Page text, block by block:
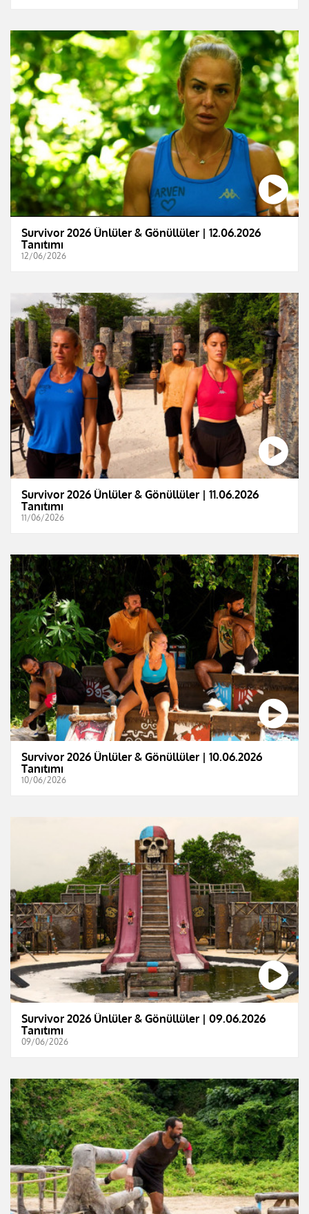
Survivor 2026 Ünlüler & Gönüllüler | 12.06.2026
Tanıtımı
12/06/2026
Survivor 2026 Ünlüler & Gönüllüler | 11.06.2026
Tanıtımı
11/06/2026
Survivor 2026 Ünlüler & Gönüllüler | 10.06.2026
Tanıtımı
10/06/2026
Survivor 2026 Ünlüler & Gönüllüler | 09.06.2026
Tanıtımı
09/06/2026